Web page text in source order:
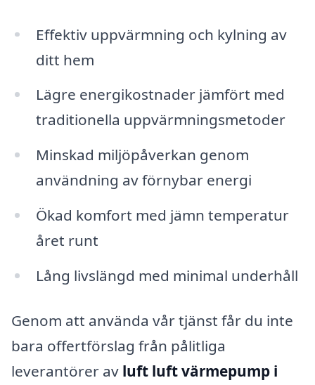
Effektiv uppvärmning och kylning av
ditt hem
Lägre energikostnader jämfört med
traditionella uppvärmningsmetoder
Minskad miljöpåverkan genom
användning av förnybar energi
Ökad komfort med jämn temperatur
året runt
Lång livslängd med minimal underhåll
Genom att använda vår tjänst får du inte
bara offertförslag från pålitliga
leverantörer av luft luft värmepump i